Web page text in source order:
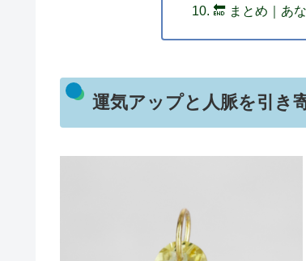
🔚 まとめ｜あ
運気アップと人脈を引き